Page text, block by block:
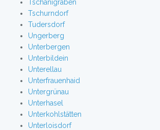
Tschanigraben
Tschurndorf
Tudersdorf
Ungerberg
Unterbergen
Unterbildein
Unterellau
Unterfrauenhaid
Untergrünau
Unterhasel
Unterkohlstätten
Unterloisdorf